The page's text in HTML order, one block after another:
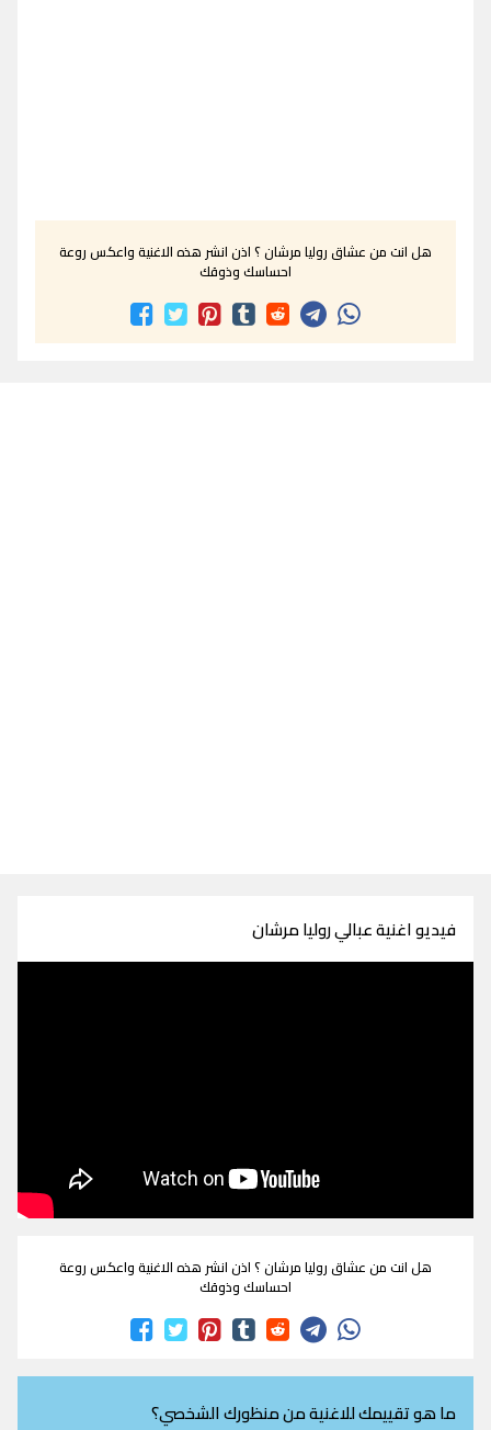
هل انت من عشاق روليا مرشان ؟ اذن انشر هذه الاغنية واعكس روعة
احساسك وذوقك
فيديو اغنية عبالي روليا مرشان
هل انت من عشاق روليا مرشان ؟ اذن انشر هذه الاغنية واعكس روعة
احساسك وذوقك
ما هو تقييمك للاغنية من منظورك الشخصي؟